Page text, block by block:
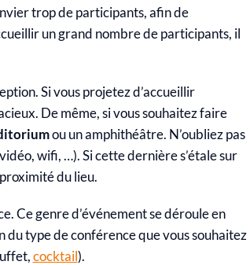
trop de participants, afin de
un grand nombre de participants, il
Si vous projetez d’accueillir
De même, si vous souhaitez faire
ou un amphithéâtre. N’oubliez pas
wifi, …). Si cette dernière s’étale sur
du lieu.
Ce genre d’événement se déroule en
du type de conférence que vous souhaitez
cocktail).